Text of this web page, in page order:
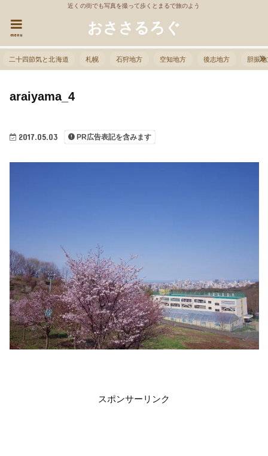
近くの街でも写真を撮って歩くとまるで旅のよう
おささるろぐ
menu
二十四節気と北海道 札幌 石狩地方 空知地方 後志地方 胆振
2017.05.03 PR広告表記を含みます
araiyama_4
スポンサーリンク